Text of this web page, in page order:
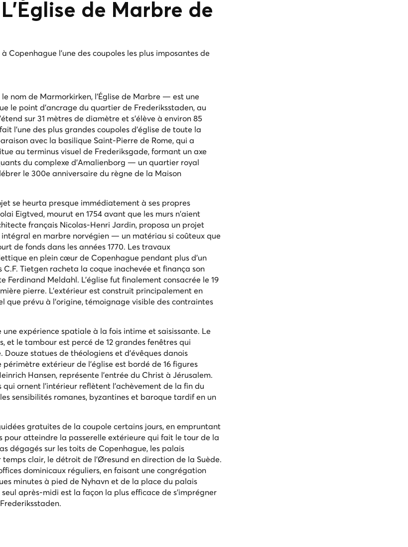
L'Église de Marbre de
Copenhague l'une des coupoles les plus imposantes de
nom de Marmorkirken, l'Église de Marbre — est une
le point d'ancrage du quartier de Frederiksstaden, au
sur 31 mètres de diamètre et s'élève à environ 85
l'une des plus grandes coupoles d'église de toute la
avec la basilique Saint-Pierre de Rome, qui a
au terminus visuel de Frederiksgade, formant un axe
du complexe d'Amalienborg — un quartier royal
le 300e anniversaire du règne de la Maison
se heurta presque immédiatement à ses propres
Eigtved, mourut en 1754 avant que les murs n'aient
français Nicolas-Henri Jardin, proposa un projet
en marbre norvégien — un matériau si coûteux que
de fonds dans les années 1770. Les travaux
en plein cœur de Copenhague pendant plus d'un
C.F. Tietgen racheta la coque inachevée et finança son
Ferdinand Meldahl. L'église fut finalement consacrée le 19
pierre. L'extérieur est construit principalement en
prévu à l'origine, témoignage visible des contraintes
expérience spatiale à la fois intime et saisissante. Le
et le tambour est percé de 12 grandes fenêtres qui
statues de théologiens et d'évêques danois
extérieur de l'église est bordé de 16 figures
Hansen, représente l'entrée du Christ à Jérusalem.
ornent l'intérieur reflètent l'achèvement de la fin du
sensibilités romanes, byzantines et baroque tardif en un
gratuites de la coupole certains jours, en empruntant
pour atteindre la passerelle extérieure qui fait le tour de la
dégagés sur les toits de Copenhague, les palais
clair, le détroit de l'Øresund en direction de la Suède.
dominicaux réguliers, en faisant une congrégation
minutes à pied de Nyhavn et de la place du palais
après-midi est la façon la plus efficace de s'imprégner